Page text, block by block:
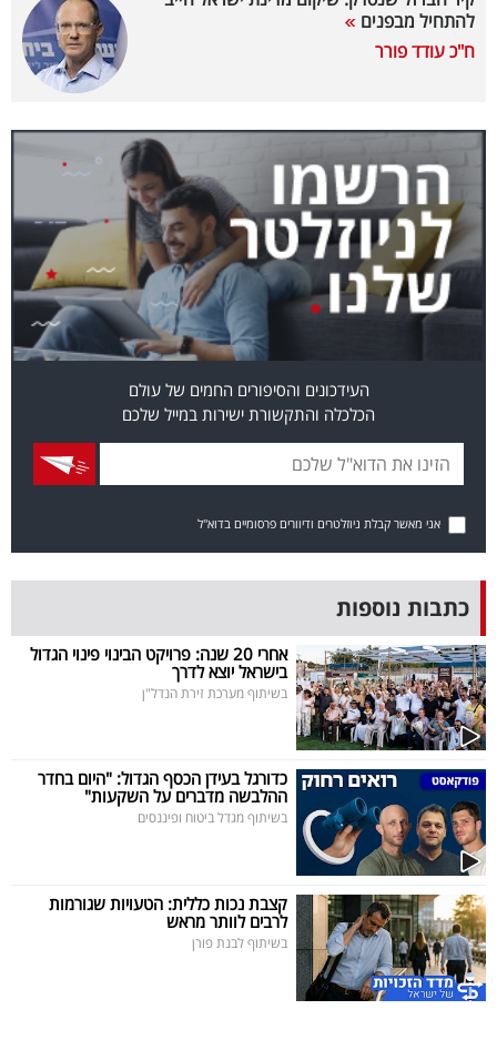
ולימודים
רייטינג
בריאות
תרבות
ופנאי
המילון
הכלכלי
פודקאסט
40
UNDER
40
שיתופי
פעולה
דרושים
ניוזלטרים
להתחיל מבפנים
ח"כ עודד פורר
העידכונים והסיפורים החמים של עולם
הכלכלה והתקשורת ישירות במייל שלכם
אני מאשר קבלת ניוזלטרים ודיוורים פרסומיים בדוא"ל
כתבות נוספות
אחרי 20 שנה: פרויקט הבינוי פינוי הגדול
בישראל יוצא לדרך
בשיתוף מערכת זירת הנדל"ן
כדורגל בעידן הכסף הגדול: "היום בחדר
ההלבשה מדברים על השקעות"
בשיתוף מגדל ביטוח ופיננסים
קצבת נכות כללית: הטעויות שגורמות
לרבים לוותר מראש
בשיתוף לבנת פורן